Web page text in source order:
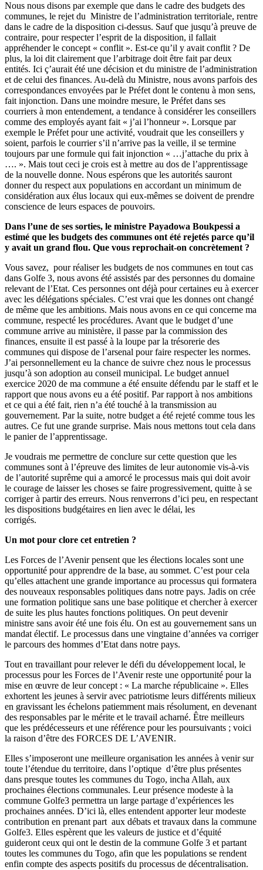
Nous nous disons par exemple que dans le cadre des budgets des
communes, le rejet du Ministre de l’administration territoriale, rentre
dans le cadre de la disposition ci-dessus. Sauf que jusqu’à preuve de
contraire, pour respecter l’esprit de la disposition, il fallait
appréhender le concept « conflit ». Est-ce qu’il y avait conflit ? De
plus, la loi dit clairement que l’arbitrage doit être fait par deux
entités. Ici ç’aurait été une décision et du ministre de l’administration
et de celui des finances. Au-delà du Ministre, nous avons parfois des
correspondances envoyées par le Préfet dont le contenu à mon sens,
fait injonction. Dans une moindre mesure, le Préfet dans ses
courriers à mon entendement, a tendance à considérer les conseillers
comme des employés ayant fait « j’ai l’honneur ». Lorsque par
exemple le Préfet pour une activité, voudrait que les conseillers y
soient, parfois le courrier s’il n’arrive pas la veille, il se termine
toujours par une formule qui fait injonction « …j’attache du prix à
…. ». Mais tout ceci je crois est à mettre au dos de l’apprentissage
de la nouvelle donne. Nous espérons que les autorités sauront
donner du respect aux populations en accordant un minimum de
considération aux élus locaux qui eux-mêmes se doivent de prendre
conscience de leurs espaces de pouvoirs.
Dans l’une de ses sorties, le ministre Payadowa Boukpessi a
estimé que les budgets des communes ont été rejetés parce qu’il
y avait un grand flou. Que vous reprochait-on concrètement ?
Vous savez, pour réaliser les budgets de nos communes en tout cas
dans Golfe 3, nous avons été assistés par des personnes du domaine
relevant de l’Etat. Ces personnes ont déjà pour certaines eu à exercer
avec les délégations spéciales. C’est vrai que les donnes ont changé
de même que les ambitions. Mais nous avons en ce qui concerne ma
commune, respecté les procédures. Avant que le budget d’une
commune arrive au ministère, il passe par la commission des
finances, ensuite il est passé à la loupe par la trésorerie des
communes qui dispose de l’arsenal pour faire respecter les normes.
J’ai personnellement eu la chance de suivre chez nous le processus
jusqu’à son adoption au conseil municipal. Le budget annuel
exercice 2020 de ma commune a été ensuite défendu par le staff et le
rapport que nous avons eu a été positif. Par rapport à nos ambitions
et ce qui a été fait, rien n’a été touché à la transmission au
gouvernement. Par la suite, notre budget a été rejeté comme tous les
autres. Ce fut une grande surprise. Mais nous mettons tout cela dans
le panier de l’apprentissage.
Je voudrais me permettre de conclure sur cette question que les
communes sont à l’épreuve des limites de leur autonomie vis-à-vis
de l’autorité suprême qui a amorcé le processus mais qui doit avoir
le courage de laisser les choses se faire progressivement, quitte à se
corriger à partir des erreurs. Nous renverrons d’ici peu, en respectant
les dispositions budgétaires en lien avec le délai, les
corrigés.
Un mot pour clore cet entretien ?
Les Forces de l’Avenir pensent que les élections locales sont une
opportunité pour apprendre de la base, au sommet. C’est pour cela
qu’elles attachent une grande importance au processus qui formatera
des nouveaux responsables politiques dans notre pays. Jadis on crée
une formation politique sans une base politique et chercher à exercer
de suite les plus hautes fonctions politiques. On peut devenir
ministre sans avoir été une fois élu. On est au gouvernement sans un
mandat électif. Le processus dans une vingtaine d’années va corriger
le parcours des hommes d’Etat dans notre pays.
Tout en travaillant pour relever le défi du développement local, le
processus pour les Forces de l’Avenir reste une opportunité pour la
mise en œuvre de leur concept : « La marche républicaine ». Elles
exhortent les jeunes à servir avec patriotisme leurs différents milieux
en gravissant les échelons patiemment mais résolument, en devenant
des responsables par le mérite et le travail acharné. Être meilleurs
que les prédécesseurs et une référence pour les poursuivants ; voici
la raison d’être des FORCES DE L’AVENIR.
Elles s’imposeront une meilleure organisation les années à venir sur
toute l’étendue du territoire, dans l’optique d’être plus présentes
dans presque toutes les communes du Togo, incha Allah, aux
prochaines élections communales. Leur présence modeste à la
commune Golfe3 permettra un large partage d’expériences les
prochaines années. D’ici là, elles entendent apporter leur modeste
contribution en prenant part aux débats et travaux dans la commune
Golfe3. Elles espèrent que les valeurs de justice et d’équité
guideront ceux qui ont le destin de la commune Golfe 3 et partant
toutes les communes du Togo, afin que les populations se rendent
enfin compte des aspects positifs du processus de décentralisation.